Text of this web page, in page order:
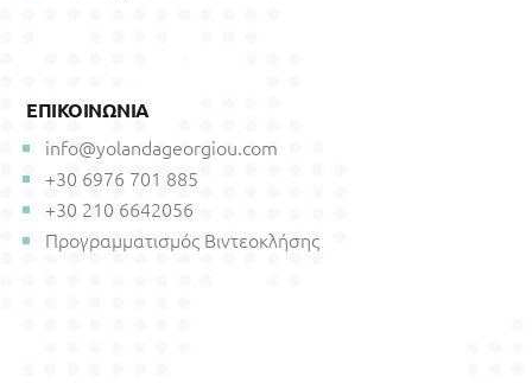
ΕΠΙΚΟΙΝΩΝΙΑ
info@yolandageorgiou.com
+30 6976 701 885
+30 210 6642056
Προγραμματισμός Βιντεοκλήσης